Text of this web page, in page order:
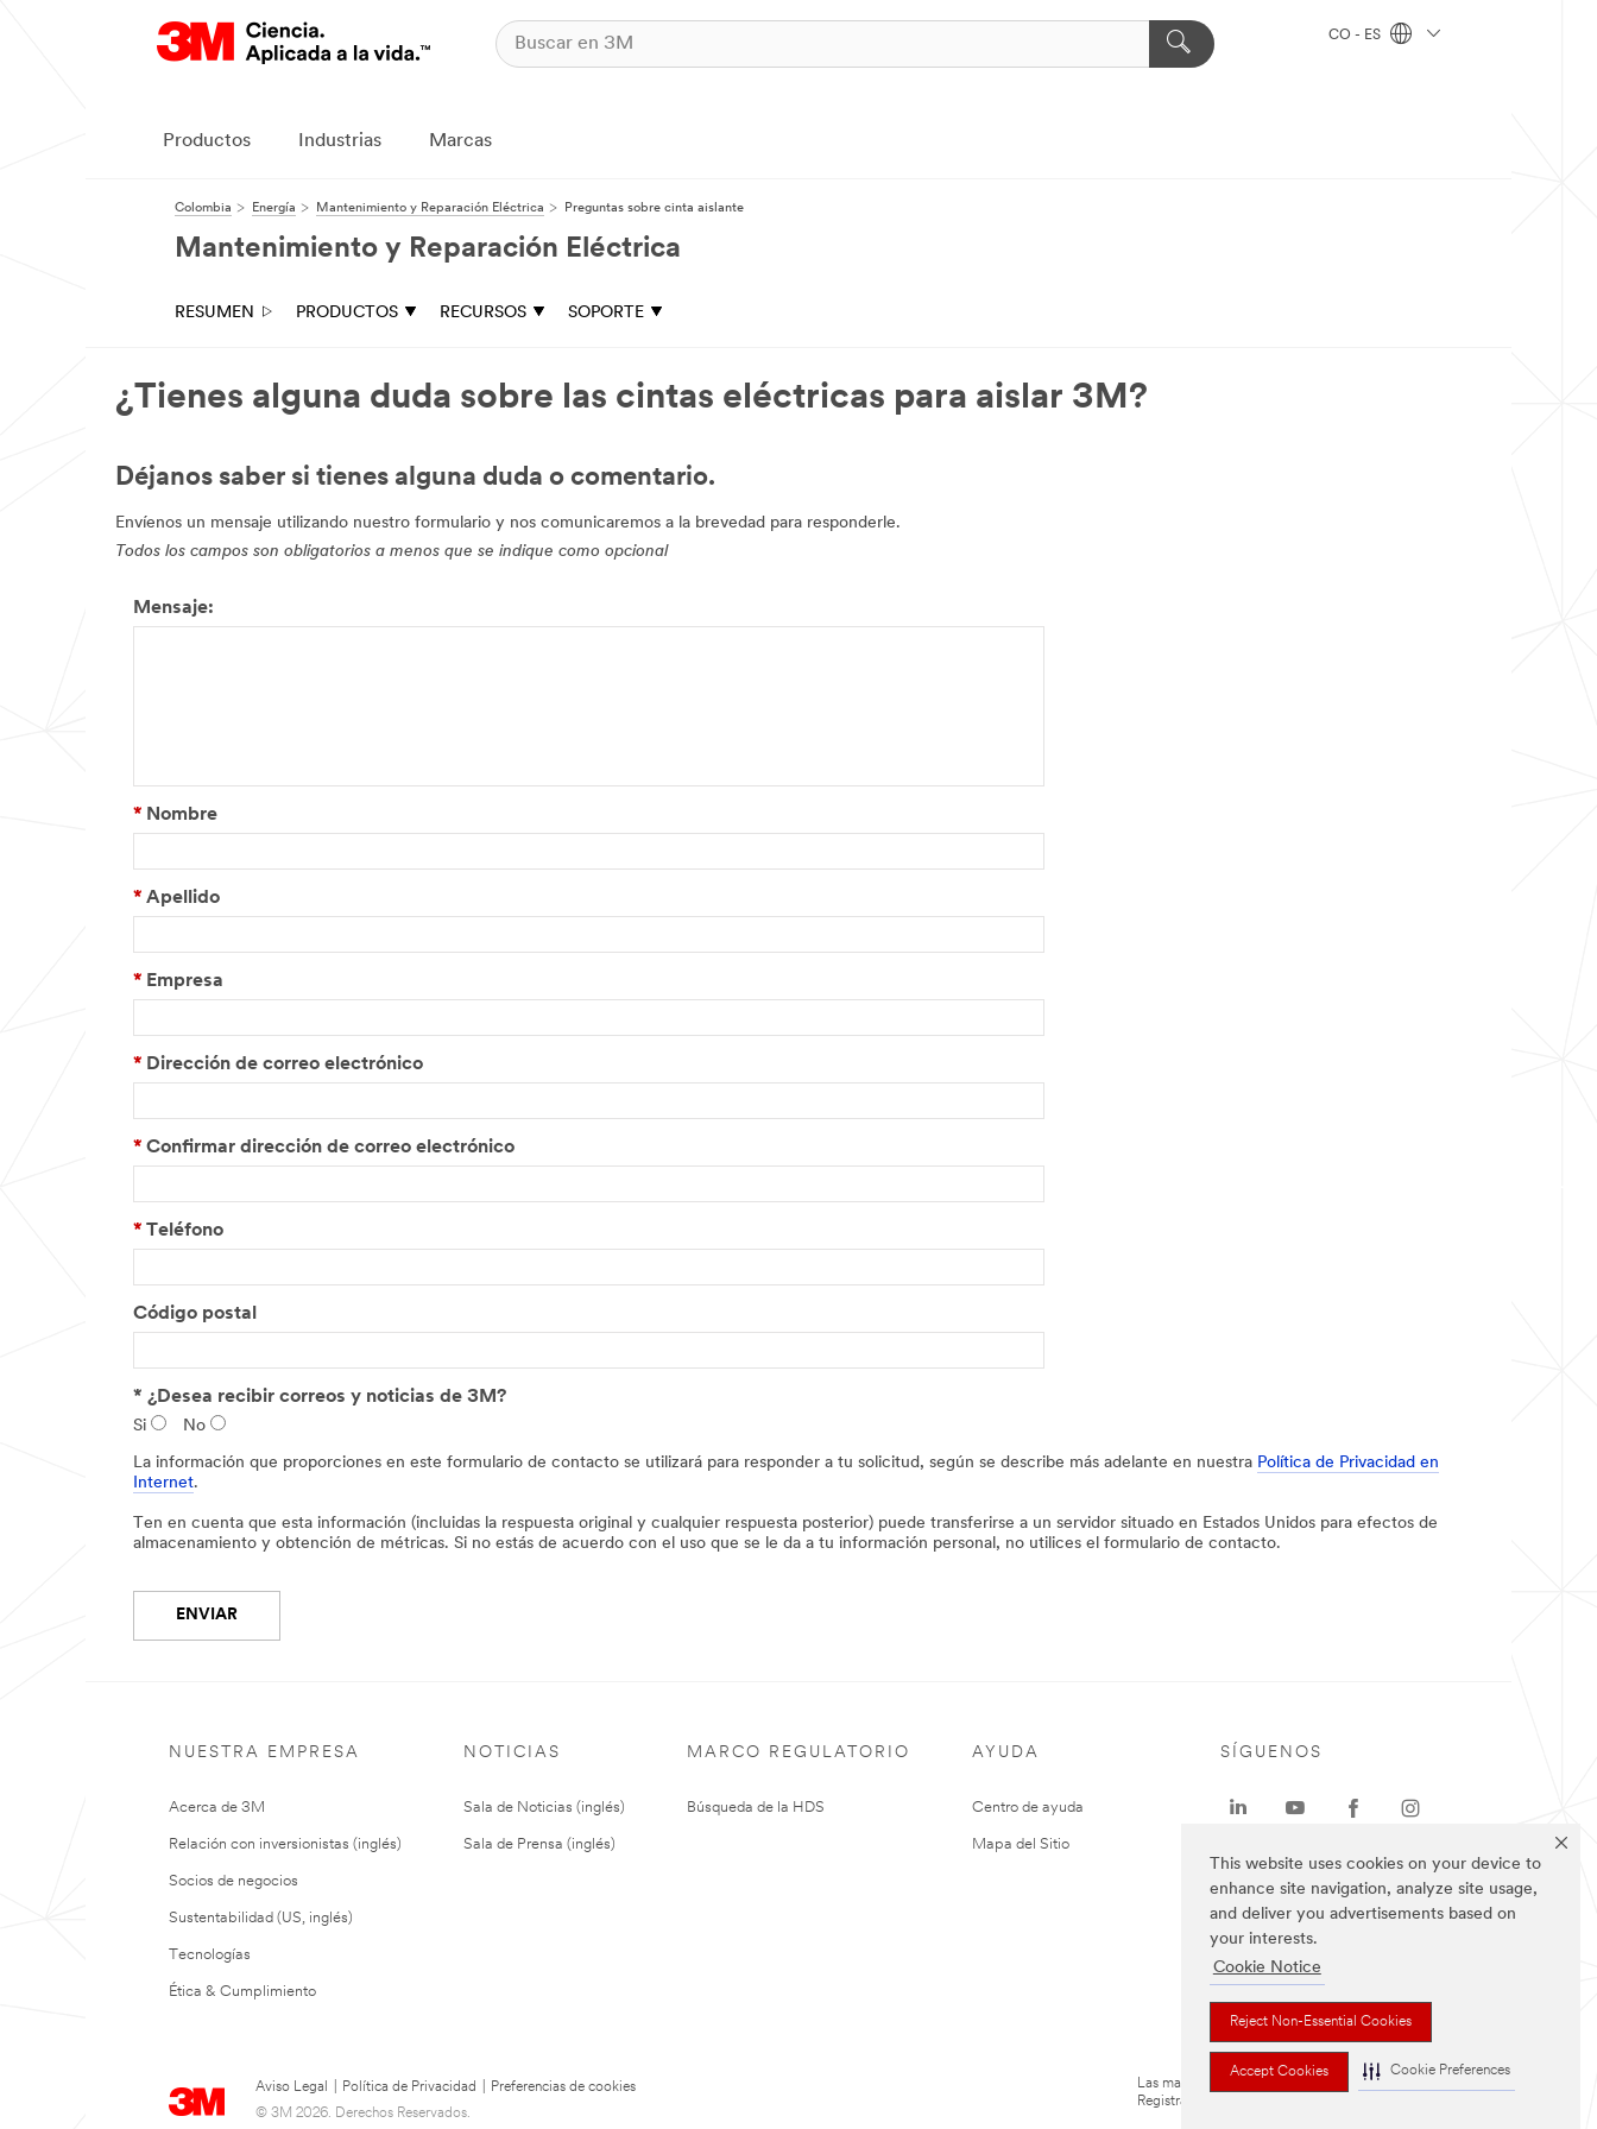
This website uses cookies on your device to
enhance site navigation, analyze site usage,
and deliver you advertisements based on
your interests.
Cookie Notice
Reject Non-Essential Cookies
Accept Cookies Cookie Preferences
CO - ES
Productos Industrias Marcas
Colombia Energía Mantenimiento y Reparación Eléctrica Preguntas sobre cinta aislante
Mantenimiento y Reparación Eléctrica
RESUMEN PRODUCTOS RECURSOS SOPORTE
¿Tienes alguna duda sobre las cintas eléctricas para aislar 3M?
Déjanos saber si tienes alguna duda o comentario.
Envíenos un mensaje utilizando nuestro formulario y nos comunicaremos a la brevedad para responderle.
Todos los campos son obligatorios a menos que se indique como opcional
Mensaje:
* Nombre
* Apellido
* Empresa
* Dirección de correo electrónico
* Confirmar dirección de correo electrónico
* Teléfono
Código postal
* ¿Desea recibir correos y noticias de 3M?
Si No
La información que proporciones en este formulario de contacto se utilizará para responder a tu solicitud, según se describe más adelante en nuestra Política de Privacidad en
Internet.
Ten en cuenta que esta información (incluidas la respuesta original y cualquier respuesta posterior) puede transferirse a un servidor situado en Estados Unidos para efectos de
almacenamiento y obtención de métricas. Si no estás de acuerdo con el uso que se le da a tu información personal, no utilices el formulario de contacto.
ENVIAR
NUESTRA EMPRESA
Acerca de 3M
Relación con inversionistas (inglés)
Socios de negocios
Sustentabilidad (US, inglés)
Tecnologías
Ética & Cumplimiento
NOTICIAS
Sala de Noticias (inglés)
Sala de Prensa (inglés)
MARCO REGULATORIO
Búsqueda de la HDS
AYUDA
Centro de ayuda
Mapa del Sitio
Aviso Legal Política de Privacidad
Preferencias de cookies
© 3M 2026. Derechos Reservados.
SÍGUENOS
Las marcas mencionadas arriba son Marcas
Registradas de 3M.